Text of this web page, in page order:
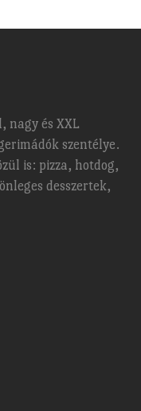
nagy és XXL
szentélye.
is: pizza, hotdog,
desszertek,